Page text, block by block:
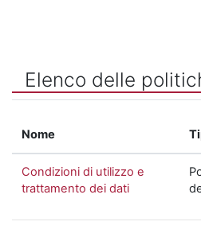
Elenco delle
Nome
Condizioni di utilizzo e
trattamento dei dati